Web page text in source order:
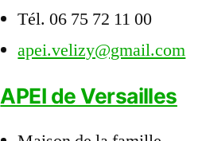
Tél. 06 75 72 11 00
apei.velizy@gmail.com
APEI de Versailles